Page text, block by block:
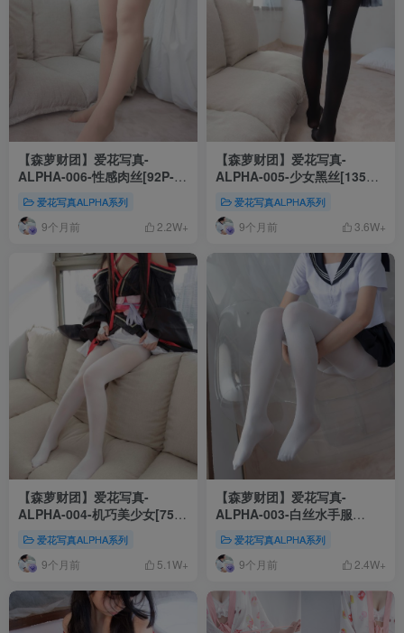
【森萝财团】爱花写真-
ALPHA-006-性感肉丝[92P-
998MB]
爱花写真ALPHA系列
9个月前 2.2W+
【森萝财团】爱花写真-
ALPHA-005-少女黑丝[135P-
1.36GB]
爱花写真ALPHA系列
9个月前 3.6W+
【森萝财团】爱花写真-
ALPHA-004-机巧美少女[75P-
702MB]
爱花写真ALPHA系列
9个月前 5.1W+
【森萝财团】爱花写真-
ALPHA-003-白丝水手服
[144P-1.4G]
爱花写真ALPHA系列
9个月前 2.4W+